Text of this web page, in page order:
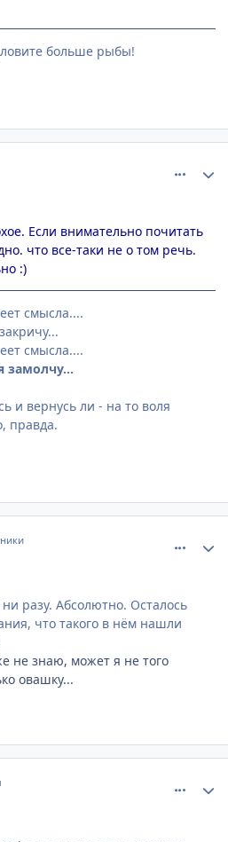
больше рыбы!
Если внимательно почитать
что все-таки не о том речь.
:)
смысла....
смысла....
замолчу...
и вернусь ли - на то воля
правда.
разу. Абсолютно. Осталось
что такого в нём нашли
не знаю, может я не того
овашку...